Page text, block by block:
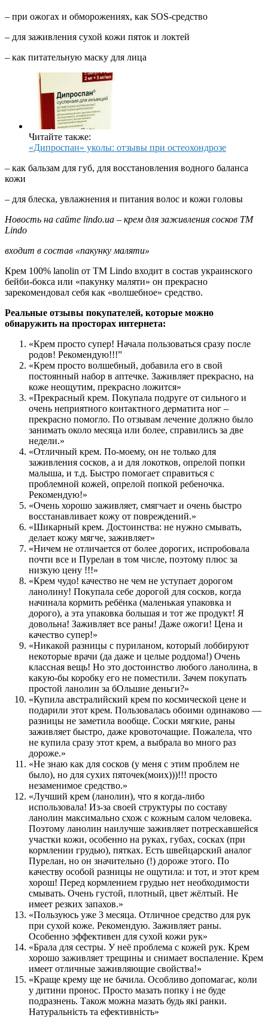
– при ожогах и обморожениях, как SOS-средство
– для заживления сухой кожи пяток и локтей
– как питательную маску для лица
Читайте также:
«Дипроспан» уколы: отзывы при остеохондрозе
– как бальзам для губ, для восстановления водного баланса
кожи
– для блеска, увлажнения и питания волос и кожи головы
Новость на сайте lindo.ua – крем для заживления сосков ТМ
Lindo
входит в состав «пакунку маляти»
Крем 100% lanolin от ТМ Lindo входит в состав украинского
бейби-бокса или «пакунку маляти» он прекрасно
зарекомендовал себя как «волшебное» средство.
Реальные отзывы покупателей, которые можно
обнаружить на просторах интернета:
«Крем просто супер! Начала пользоваться сразу после
родов! Рекомендую!!!”
«Крем просто волшебный, добавила его в свой
постоянный набор в аптечке. Заживляет прекрасно, на
коже неощутим, прекрасно ложится»
«Прекрасный крем. Покупала подруге от сильного и
очень неприятного контактного дерматита ног –
прекрасно помогло. По отзывам лечение должно было
занимать около месяца или более, справились за две
недели.»
«Отличный крем. По-моему, он не только для
заживления сосков, а и для локотков, опрелой попки
малыша, и т.д. Быстро помогает справиться с
проблемной кожей, опрелой попкой ребеночка.
Рекомендую!»
«Очень хорошо заживляет, смягчает и очень быстро
восстанавливает кожу от повреждений.»
«Шикарный крем. Достоинства: не нужно смывать,
делает кожу мягче, заживляет»
«Ничем не отличается от более дорогих, испробовала
почти все и Пурелан в том числе, поэтому плюс за
низкую цену !!!»
«Крем чудо! качество не чем не уступает дорогом
ланолину! Покупала себе дорогой для сосков, когда
начинала кормить ребёнка (маленькая упаковка и
дорого), а эта упаковка большая и тот же продукт! Я
довольна! Заживляет все раны! Даже ожоги! Цена и
качество супер!»
«Никакой разницы с пуриланом, который лоббируют
некоторые врачи (да даже и целые роддома!) Очень
классная вещь! Но это достоинство любого ланолина, в
какую-бы коробку его не поместили. Зачем покупать
простой ланолин за бОльшие деньги?»
«Купила австралийский крем по космической цене и
подарили этот крем. Пользовалась обоими одинаково —
разницы не заметила вообще. Соски мягкие, раны
заживляет быстро, даже кровоточащие. Пожалела, что
не купила сразу этот крем, а выбрала во много раз
дороже.»
«Не знаю как для сосков (у меня с этим проблем не
было), но для сухих пяточек(моих)))!!! просто
незаменимое средство.»
«Лучший крем (ланолин), что я когда-либо
использовала! Из-за своей структуры по составу
ланолин максимально схож с кожным салом человека.
Поэтому ланолин наилучше заживляет потрескавшейся
участки кожи, особенно на руках, губах, сосках (при
кормлении грудью), пятках. Есть швейцарский аналог
Пурелан, но он значительно (!) дороже этого. По
качеству особой разницы не ощутила: и тот, и этот крем
хорош! Перед кормлением грудью нет необходимости
смывать. Очень густой, плотный, цвет жёлтый. Не
имеет резких запахов.»
«Пользуюсь уже 3 месяца. Отличное средство для рук
при сухой коже. Рекомендую. Заживляет раны.
Особенно эффективен для сухой кожи рук»
«Брала для сестры. У неё проблема с кожей рук. Крем
хорошо заживляет трещины и снимает воспаление. Крем
имеет отличные заживляющие свойства!»
«Краще крему ще не бачила. Особливо допомагає, коли
у дитини пронос. Просто мазать попку і не буде
подразнень. Також можна мазать будь які ранки.
Натуральність та ефективність»